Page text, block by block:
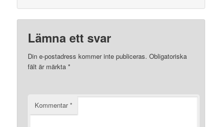
Lämna ett svar
Din e-postadress kommer inte publiceras. Obligatoriska
fält är märkta*
Kommentar*